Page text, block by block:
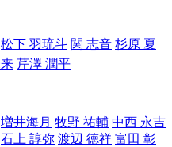
松下 羽琉斗 関 志音 杉原 夏
芹澤 潤平
増井海月 牧野 祐輔 中西 永吉
石上 諄弥 渡辺 徳祥 富田 彰